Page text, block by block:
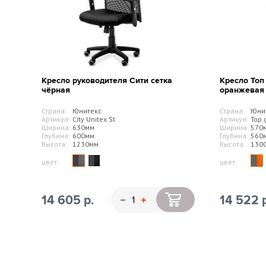
Кресло руководителя Сити сетка
чёрная
Страна:
Юнитекс
Артикул: City Unitex St
Ширина: 630мм
Глубина: 600мм
Высота:
1230мм
цвет:
14 605 р.
Кресло Топ
оранжевая
Страна:
Артикул: Top
Ширина:
Глубина:
Высота:
цвет:
14 522